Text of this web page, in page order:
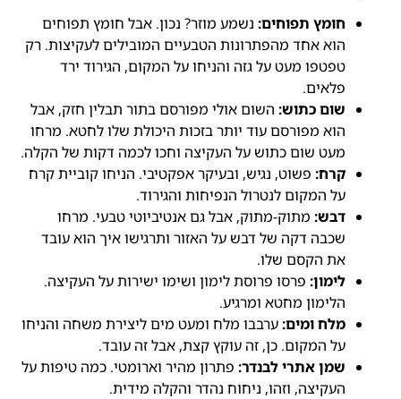
חומץ תפוחים: נשמע מוזר? נכון. אבל חומץ תפוחים
הוא אחד מהפתרונות הטבעיים המובילים לעקיצות. רק
טפטפו מעט על גזה והניחו על המקום, הגירוד ירד
פלאים.
שום כתוש: השום אולי מפורסם בתור תבלין חזק, אבל
הוא מפורסם עוד יותר בזכות היכולת שלו לחטא. מרחו
מעט שום כתוש על העקיצה וחכו לכמה דקות של הקלה.
קרח: פשוט, נגיש, ובעיקר אפקטיבי. הניחו קוביית קרח
על המקום לנטרול הנפיחות והגירוד.
דבש: מתוק-מתוק, אבל גם אנטיביוטי טבעי. מרחו
שכבה דקה של דבש על האזור ותרגישו איך הוא עובד
את הקסם שלו.
לימון: פרסו פרוסת לימון ושימו ישירות על העקיצה.
הלימון מחטא ומרגיע.
מלח ומים:ערבבו מלח ומעט מים ליצירת משחה והניחו
על המקום. כן, זה עוקץ קצת, אבל זה עובד.
שמן אתרי לבנדר: פתרון מהיר וארומטי. כמה טיפות על
העקיצה, וזהו, ניחוח נהדר והקלה מידית.